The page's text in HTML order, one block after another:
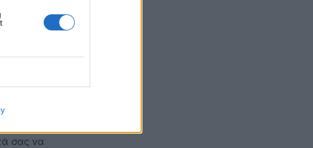
σας
σας είτε σας
λύνεται.
σας να